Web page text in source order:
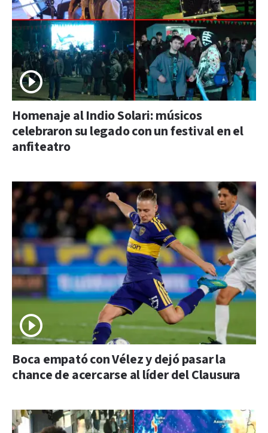
Homenaje al Indio Solari: músicos
celebraron su legado con un festival en el
anfiteatro
Boca empató con Vélez y dejó pasar la
chance de acercarse al líder del Clausura